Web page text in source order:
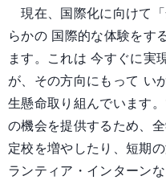
現在、国際化に向けて
らかの 国際的な体験をす
ます。これは 今すぐに実
が、その方向にもって い
生懸命取り組んでいます
の機会を提供するため、
定校を増やしたり、短期
ランティア・インターン